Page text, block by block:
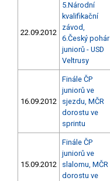
22.09.2012
5.Národní
kvalifikační
závod,
6.Český pohár
juniorů - USD
Veltrusy
16.09.2012
Finále ČP
juniorů ve
sjezdu, MČR
dorostu ve
sprintu
15.09.2012
Finále ČP
juniorů ve
slalomu, MČR
dorostu ve